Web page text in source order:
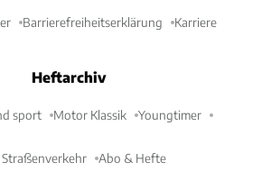
Barrierefreiheitserklärung Karriere
Heftarchiv
sport Motor Klassik Youngtimer
Abo & Hefte